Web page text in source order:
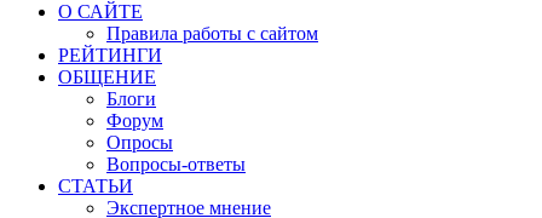
О САЙТЕ
Правила работы с сайтом
РЕЙТИНГИ
ОБЩЕНИЕ
Блоги
Форум
Опросы
Вопросы-ответы
СТАТЬИ
Экспертное мнение